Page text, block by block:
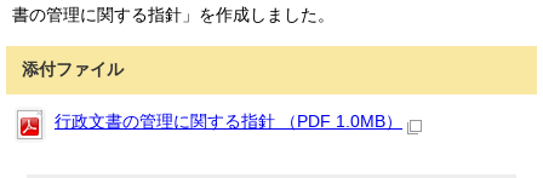
書の管理に関する指針」を作成しました。
添付ファイル
行政文書の管理に関する指針 （PDF 1.0MB）